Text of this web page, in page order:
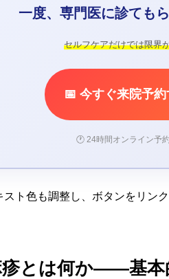
一度、専門医に診ても
セルフケアだけでは限界
📅 今すぐ来院予
🕐 24時間オンライン予
ト色も調整し、ボタンをリン
疹とは何か――基本